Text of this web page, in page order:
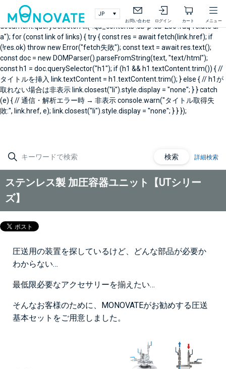
document.addEventListener("DOMContentLoaded", async () => { // 製
品Q&A右メニュー関連Q&A const links =
document.querySelectorAll(".qa_contents .sb-p .sb-25c .faq-relate ul
a"); for (const link of links) { try { const res = await fetch(link.href); if
(!res.ok) throw new Error("fetch失敗"); const text = await res.text();
const doc = new DOMParser().parseFromString(text, "text/html");
const h1 = doc.querySelector("h1"); if (h1 && h1.textContent.trim()) { //
タイトルを挿入 link.textContent = h1.textContent.trim(); } else { // h1が
取れない場合は非表示 link.closest("li").style.display = "none"; } } catch
(e) { // 通信・解析エラー時 → 非表示 console.warn("タイトル取得失
敗:", link.href, e); link.closest("li").style.display = "none"; } } });
お問い合わせ ログイン カート メニュー
検索 詳細検索
ステンレス製 加圧容器ユニット【UTシリー
ズ】
圧送用の装置を探しているけど、どんな部品が必要か
わからない…
最低限必要なアクセサリーを揃えたい…
そんなお客様のために、MONOVATEがお勧めする圧送
基本セットをご用意しました。